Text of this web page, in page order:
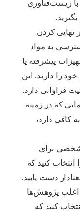
کردن
به مواد
پیشرفته یا
دارید. این
دارد.
در زمینه
دارد،
برای
کنید که
دست یابید.
پژوهش‌ها
کنید که